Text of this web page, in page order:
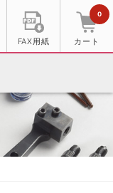
FAX用紙 カート
0